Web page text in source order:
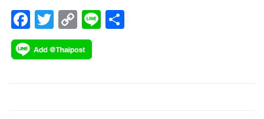
F
ac
e
T
wi
tt
C
o
p
Li